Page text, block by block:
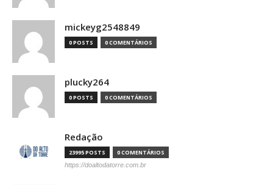
mickeyg2548849
0 POSTS 0 COMENTÁRIOS
plucky264
0 POSTS 0 COMENTÁRIOS
Redação
23995 POSTS 0 COMENTÁRIOS
https://doaltodatorre.com.br